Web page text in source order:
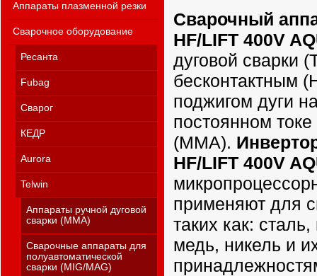
Аппараты плазменной резки
Сварочное оборудование
Ресанта
Fubag
Сварог
КЕДР
Aurora
Telwin
Аппараты ручной дуговой
сварки (MMA)
Сварочные аппараты для
полуавтоматической
сварки (MIG/MAG)
Сварочный
HF/LIFT 400V
дуговой сварки
бесконтактным
поджигом дуги
постоянном
(ММА).
HF/LIFT 400V
применяют для
таких как:
медь, никель и